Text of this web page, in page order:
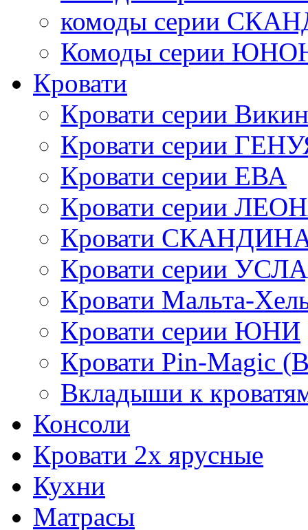
комоды серии
Комоды серии
Кровати
Кровати серии
Кровати серии
Кровати серии ЕВА
Кровати серии
Кровати
Кровати серии
Кровати Мальта-
Кровати серии ЮНИ
Кровати Pin-Magic
Вкладыши к
Консоли
Кровати 2х ярусные
Кухни
Матрасы